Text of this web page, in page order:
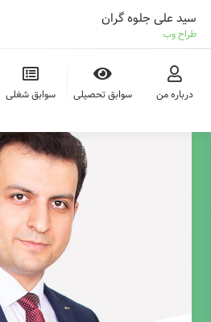
سید علی جلوه گران
طراح وب
درباره من سوابق تحصیلی سوابق شغلی